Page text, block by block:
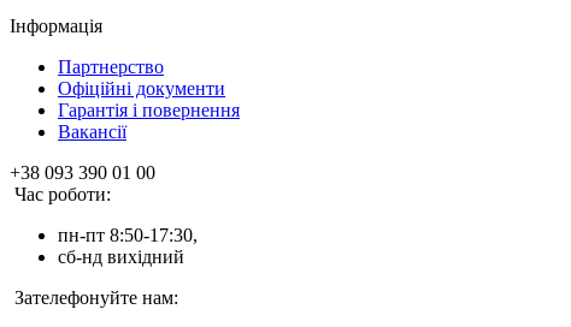
Інформація
Партнерство
Офіційні документи
Гарантія і повернення
Вакансії
+38 093 390 01 00
Час роботи:
пн-пт 8:50-17:30,
сб-нд вихідний
Зателефонуйте нам: